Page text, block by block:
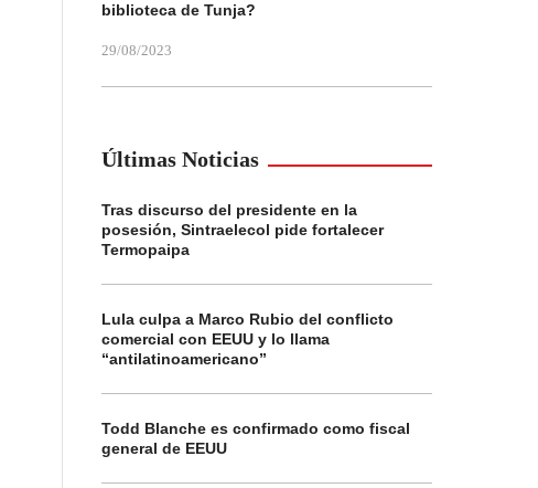
biblioteca de Tunja?
29/08/2023
Últimas Noticias
Tras discurso del presidente en la
posesión, Sintraelecol pide fortalecer
Termopaipa
Lula culpa a Marco Rubio del conflicto
comercial con EEUU y lo llama
“antilatinoamericano”
Todd Blanche es confirmado como fiscal
general de EEUU